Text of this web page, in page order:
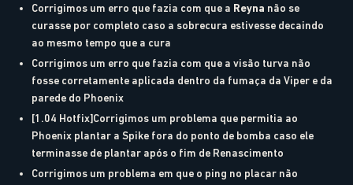
Corrigimos um erro que fazia com que a Reyna não se
curasse por completo caso a sobrecura estivesse decaindo
ao mesmo tempo que a cura
Corrigimos um erro que fazia com que a visão turva não
fosse corretamente aplicada dentro da fumaça da Viper e da
parede do Phoenix
[1.04 Hotfix]Corrigimos um problema que permitia ao
Phoenix plantar a Spike fora do ponto de bomba caso ele
terminasse de plantar após o fim de Renascimento
Corrigimos um problema em que o ping no placar não